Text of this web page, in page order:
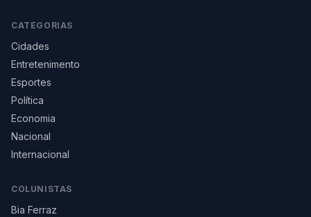
CATEGORIAS
Cidades
Entretenimento
Esportes
Política
Economia
Nacional
Internacional
COLUNISTAS
Bia Ferraz